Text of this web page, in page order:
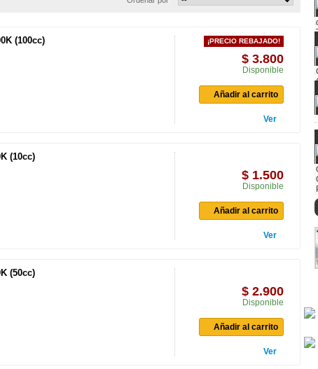
(100cc) ¡PRECIO REBAJADO!
$ 3.800
Disponible
Añadir al carrito
Ver
(10cc)
$ 1.500
Disponible
Añadir al carrito
Ver
(50cc)
$ 2.900
Disponible
Añadir al carrito
Ver